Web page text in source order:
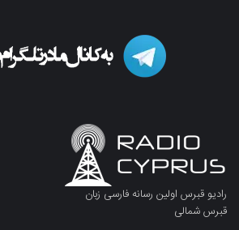
رادیو قبرس اولین رسانه فارسی زبان
قبرس شمالی